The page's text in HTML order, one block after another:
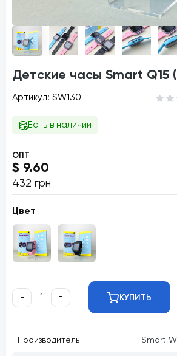
Детские часы Smart Q15
Артикул: SW130
Есть в наличии
ОПТ
$ 9.60
432 грн
Цвет
- + КУПИТЬ
Производитель Smart